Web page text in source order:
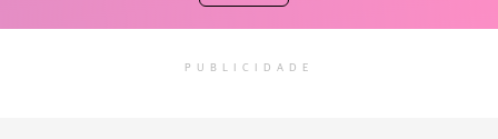
PUBLICIDADE